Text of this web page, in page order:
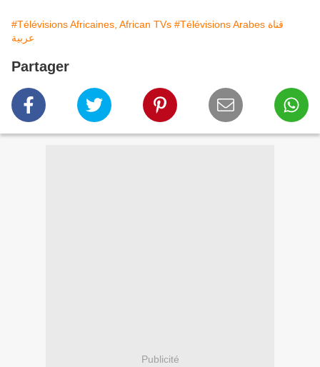
#Télévisions Africaines, African TVs #Télévisions Arabes قناة
عربية
Partager
Publicité